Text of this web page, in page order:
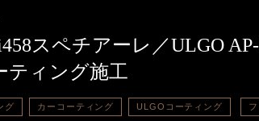
スペチアーレ／ULGO
ティング施工
グ カーコーティング ULGOコーティング